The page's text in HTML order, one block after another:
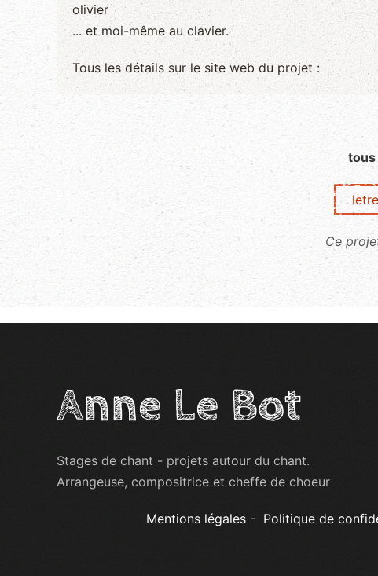
olivier
... et moi-même au clavier.
Tous les détails sur le site web du projet :
tous
Ce
Anne Le Bot
Stages de chant - projets autour du chant.
Arrangeuse, compositrice et cheffe de choeur
Mentions légales - Politique de